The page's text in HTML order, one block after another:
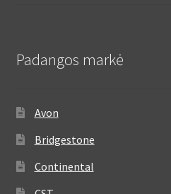
Padangos markė
Avon
Bridgestone
Continental